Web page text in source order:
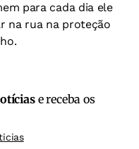
para cada dia ele
na rua na proteção
e receba os